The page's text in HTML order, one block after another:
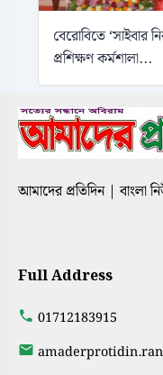
বেরোবিতে ‘সাইবার
প্রশিক্ষণ কর্মশালা...
আমাদের প্রতিদিন | বাংলা
Full Address
01712183915